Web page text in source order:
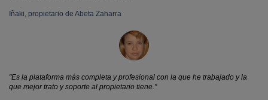
Iñaki, propietario de Abeta Zaharra
"Es la plataforma más completa y profesional con la que he trabajado y la
que mejor trato y soporte al propietario tiene."